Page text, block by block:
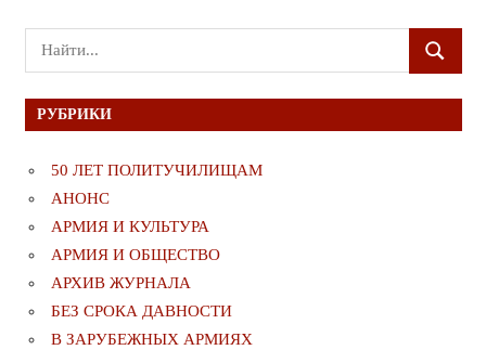
Поиск
для:
ПОИСК
РУБРИКИ
50 ЛЕТ ПОЛИТУЧИЛИЩАМ
АНОНС
АРМИЯ И КУЛЬТУРА
АРМИЯ И ОБЩЕСТВО
АРХИВ ЖУРНАЛА
БЕЗ СРОКА ДАВНОСТИ
В ЗАРУБЕЖНЫХ АРМИЯХ